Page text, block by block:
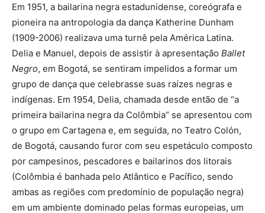
Em 1951, a bailarina negra estadunidense, coreógrafa e
pioneira na antropologia da dança Katherine Dunham
(1909-2006) realizava uma turnê pela América Latina.
Delia e Manuel, depois de assistir à apresentação Ballet
Negro, em Bogotá, se sentiram impelidos a formar um
grupo de dança que celebrasse suas raízes negras e
indígenas. Em 1954, Delia, chamada desde então de “a
primeira bailarina negra da Colômbia” se apresentou com
o grupo em Cartagena e, em seguida, no Teatro Colón,
de Bogotá, causando furor com seu espetáculo composto
por campesinos, pescadores e bailarinos dos litorais
(Colômbia é banhada pelo Atlântico e Pacífico, sendo
ambas as regiões com predomínio de população negra)
em um ambiente dominado pelas formas europeias, um